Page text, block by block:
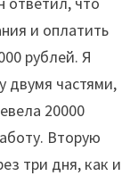
и оплатить
рублей. Я
двумя частями,
20000
Вторую
три дня, как и